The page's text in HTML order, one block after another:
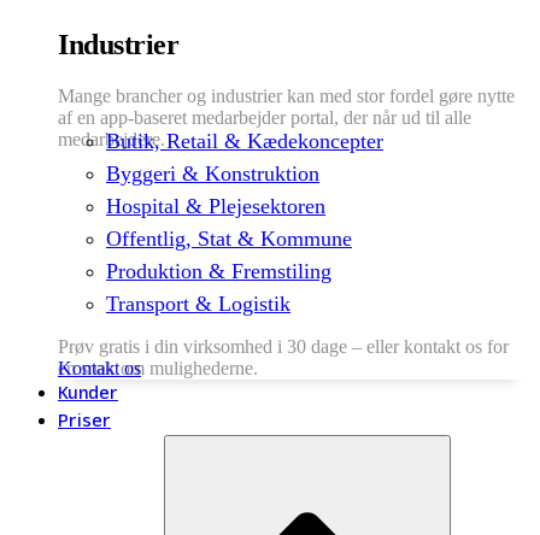
Industrier
Mange brancher og industrier kan med stor fordel gøre nytte
af en app-baseret medarbejder portal, der når ud til alle
medarbejdere.
Butik, Retail & Kædekoncepter
Byggeri & Konstruktion
Hospital & Plejesektoren
Offentlig, Stat & Kommune
Produktion & Fremstiling
Transport & Logistik
Prøv gratis i din virksomhed i 30 dage – eller kontakt os for
en snak om mulighederne.
Kontakt os
Kunder
Priser